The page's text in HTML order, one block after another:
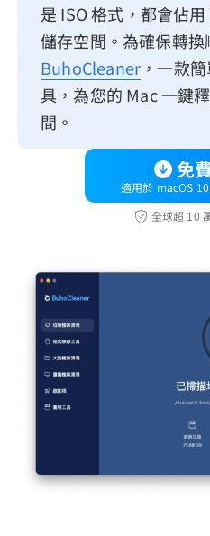
是 ISO 格式，都會佔
儲存空間。為確保轉換
BuhoCleaner ，一款
具，為您的 Mac 一鍵
間。
免
適用於 macOS
全球超 10